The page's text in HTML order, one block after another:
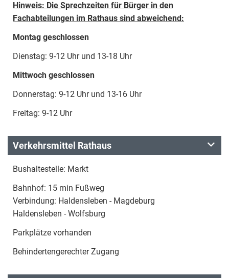
Hinweis: Die Sprechzeiten für Bürger in den
Fachabteilungen im Rathaus sind abweichend:
Montag geschlossen
Dienstag: 9-12 Uhr und 13-18 Uhr
Mittwoch geschlossen
Donnerstag: 9-12 Uhr und 13-16 Uhr
Freitag: 9-12 Uhr
Verkehrsmittel Rathaus
Bushaltestelle: Markt
Bahnhof: 15 min Fußweg
Verbindung: Haldensleben - Magdeburg
Haldensleben - Wolfsburg
Parkplätze vorhanden
Behindertengerechter Zugang